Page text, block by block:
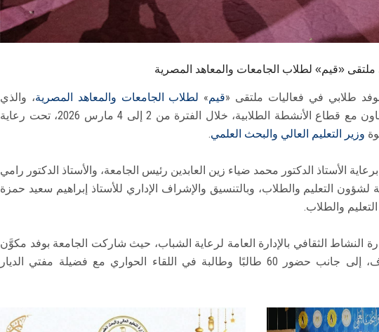
«قيم» لطلاب الجامعات والمعاهد المصرية
طلابي في فعاليات ملتقى «قيم» لطلاب الجامعات والمعاهد المصرية، والذي
ينظمه معهد إعداد القادة بالتعاون مع قطاع الأنشطة الطلابية، خلال الفترة من 2 إلى 4 مارس 2026، تحت رعاية
وزير التعليم العالي والبحث العلمي.
الأستاذ الدكتور محمد ضياء زين العابدين رئيس الجامعة، والأستاذ الدكتور رامي
التعليم والطلاب، وبالتنسيق والإشراف الإداري للأستاذ إبراهيم سعيد حمزة
والطلاب.
النشاط الثقافي بالإدارة العامة لرعاية الشباب، حيث شاركت الجامعة بوفد مكوَّن
من طالبين وطالبتين ومشرف، إلى جانب حضور 60 طالبًا وطالبة في اللقاء الحواري مع فضيلة مفتي الديار